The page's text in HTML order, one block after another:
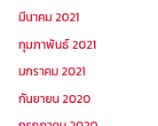
มีนาคม 2021
กุมภาพันธ์ 2021
มกราคม 2021
กันยายน 2020